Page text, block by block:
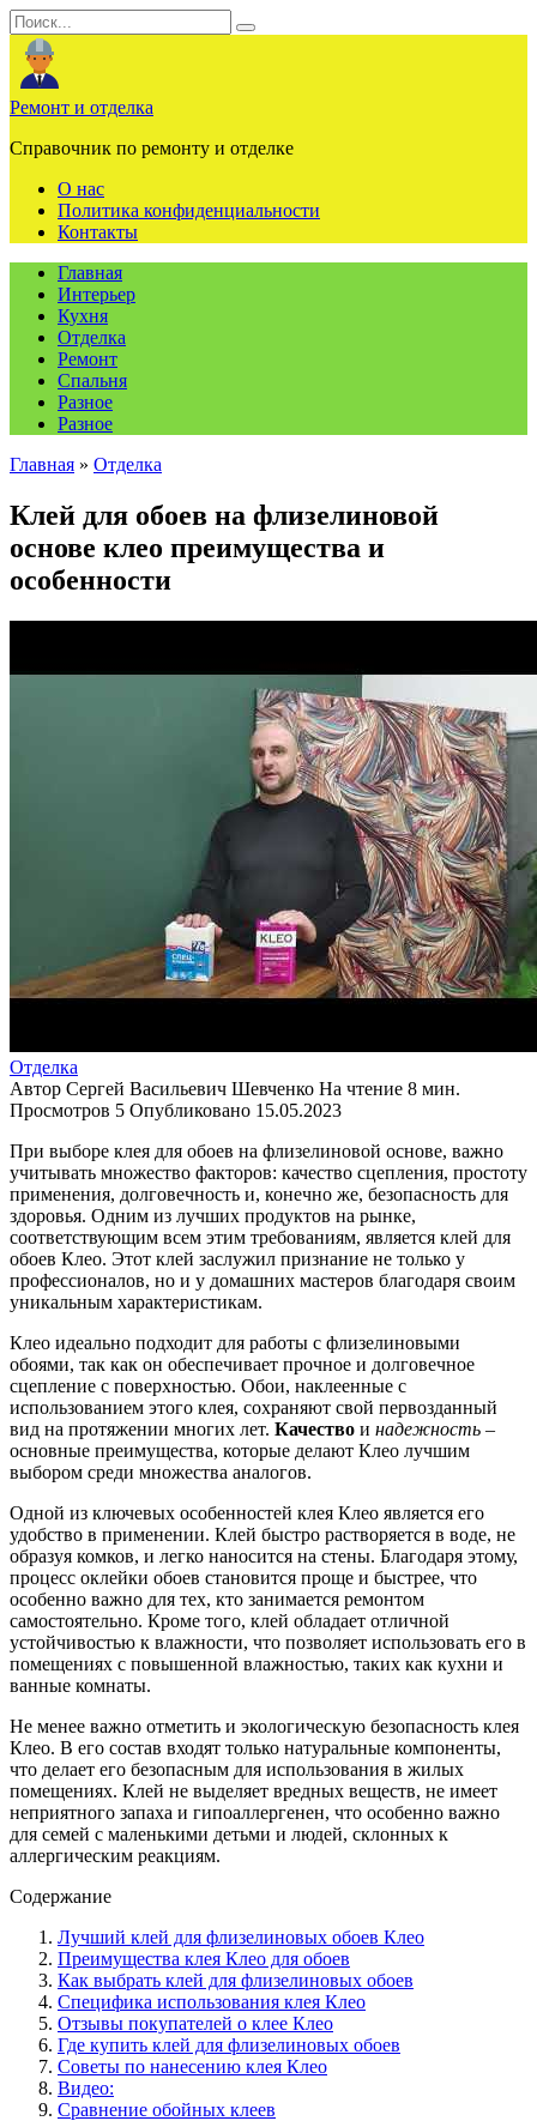
Перейти
к
содержанию
Search
for:
Ремонт и отделка
Справочник по ремонту и отделке
О нас
Политика конфиденциальности
Контакты
Главная
Интерьер
Кухня
Отделка
Ремонт
Спальня
Разное
Разное
Главная » Отделка
Клей для обоев на флизелиновой
основе клео преимущества и
особенности
Отделка
Автор Сергей Васильевич Шевченко На чтение 8 мин.
Просмотров 5 Опубликовано 15.05.2023
При выборе клея для обоев на флизелиновой основе, важно
учитывать множество факторов: качество сцепления, простоту
применения, долговечность и, конечно же, безопасность для
здоровья. Одним из лучших продуктов на рынке,
соответствующим всем этим требованиям, является клей для
обоев Клео. Этот клей заслужил признание не только у
профессионалов, но и у домашних мастеров благодаря своим
уникальным характеристикам.
Клео идеально подходит для работы с флизелиновыми
обоями, так как он обеспечивает прочное и долговечное
сцепление с поверхностью. Обои, наклеенные с
использованием этого клея, сохраняют свой первозданный
вид на протяжении многих лет. Качество и надежность –
основные преимущества, которые делают Клео лучшим
выбором среди множества аналогов.
Одной из ключевых особенностей клея Клео является его
удобство в применении. Клей быстро растворяется в воде, не
образуя комков, и легко наносится на стены. Благодаря этому,
процесс оклейки обоев становится проще и быстрее, что
особенно важно для тех, кто занимается ремонтом
самостоятельно. Кроме того, клей обладает отличной
устойчивостью к влажности, что позволяет использовать его в
помещениях с повышенной влажностью, таких как кухни и
ванные комнаты.
Не менее важно отметить и экологическую безопасность клея
Клео. В его состав входят только натуральные компоненты,
что делает его безопасным для использования в жилых
помещениях. Клей не выделяет вредных веществ, не имеет
неприятного запаха и гипоаллергенен, что особенно важно
для семей с маленькими детьми и людей, склонных к
аллергическим реакциям.
Содержание
Лучший клей для флизелиновых обоев Клео
Преимущества клея Клео для обоев
Как выбрать клей для флизелиновых обоев
Специфика использования клея Клео
Отзывы покупателей о клее Клео
Где купить клей для флизелиновых обоев
Советы по нанесению клея Клео
Видео:
Сравнение обойных клеев